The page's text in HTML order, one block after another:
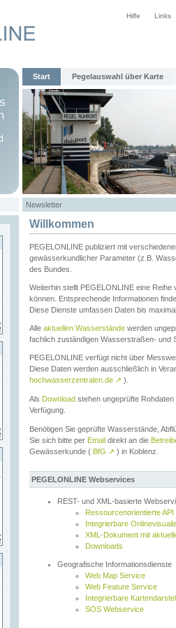
Hilfe Links
Start Pegelauswahl über Karte
Newsletter
Willkommen
PEGELONLINE publiziert mit
gewässerkundlicher Parameter (z.B.
des Bundes.
Weiterhin stellt PEGELONLINE eine
können. Entsprechende Informationen
Diese Dienste umfassen Daten bis
Alle aktuellen Wasserstände werden
fachlich zuständigen Wasserstraßen- und
PEGELONLINE verfügt nicht über
Diese Daten werden ausschließlich in
hochwasserzentralen.de ↗ ).
Als Download stehen ungeprüfte
Verfügung.
Benötigen Sie geprüfte Wasserstände,
Sie sich bitte per Email direkt an die
Gewässerkunde ( BfG ↗ ) in Koblenz.
PEGELONLINE Webservices
REST- und XML-basierte
Ressourcenorientierte
Integrierbare
XML-Dokument mit
Downloads
Geografische Informationsdienste
Web Map Service
Web Feature Service
Integrierbare
SOS Webservice